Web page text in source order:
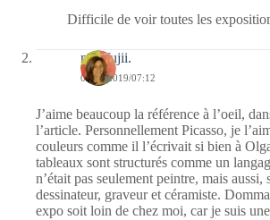
Difficile de voir toutes les
missfujii.
06/01/2019/07:12
J’aime beaucoup la référence à l’oeil,
l’article. Personnellement Picasso, je
couleurs comme il l’écrivait si bien à
tableaux sont structurés comme un
n’était pas seulement peintre, mais aussi,
dessinateur, graveur et céramiste.
expo soit loin de chez moi, car je suis